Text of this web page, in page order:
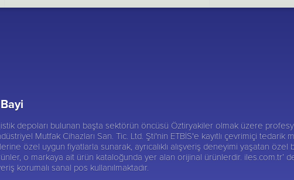
depoları bulunan başta sektörün öncüsü Öztiryakiler olmak üzere
Mutfak Cihazları San. Tic. Ltd. Şti'nin ETBİS'e kayıtlı çevrimiçi
özel uygun fiyatlarla sunarak, ayrıcalıklı alışveriş deneyimi yaşatan
o markaya ait ürün kataloğunda yer alan orijinal ürünlerdir. iles.com.tr’
korumalı sanal pos kullanılmaktadır.